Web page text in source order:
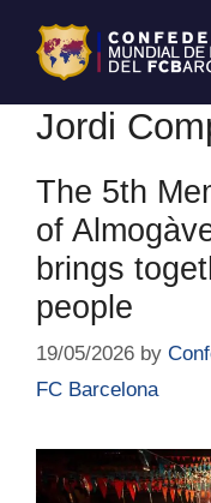
Jordi
The 5th
of
brings
people
19/05/2026 by
FC Barcelona